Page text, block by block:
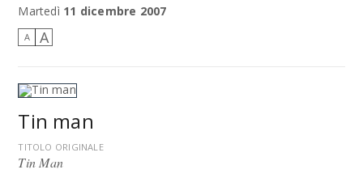
Martedì 11 dicembre 2007
A A
Tin man
TITOLO ORIGINALE
Tin Man